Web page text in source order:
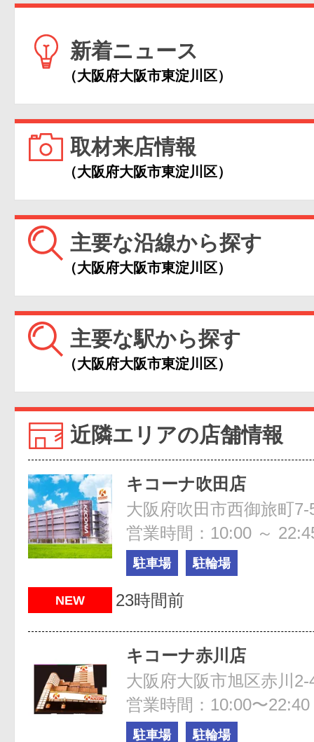
新着ニュース
（大阪府大阪市東淀川区）
取材来店情報
（大阪府大阪市東淀川区）
主要な沿線から探す
（大阪府大阪市東淀川区）
主要な駅から探す
（大阪府大阪市東淀川区）
近隣エリアの店舗情報
キコーナ吹田店
大阪府吹田市西御旅町7-
営業時間：10:00 ～
駐車場 駐輪場
NEW 23時間前
キコーナ赤川店
大阪府大阪市旭区赤川2-
営業時間：10:00〜22:40
駐車場 駐輪場